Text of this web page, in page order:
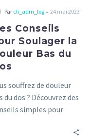
Par cli_adm_log - 24 mai 2023
Conseils
Soulager la
Bas du
souffrez de douleur
du dos ? Découvrez des
simples pour